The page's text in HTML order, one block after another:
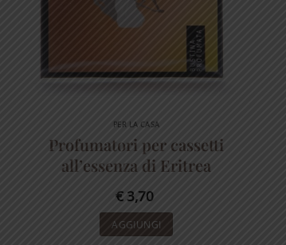
PER LA CASA
Profumatori per cassetti
all’essenza di Eritrea
€ 3,70
AGGIUNGI